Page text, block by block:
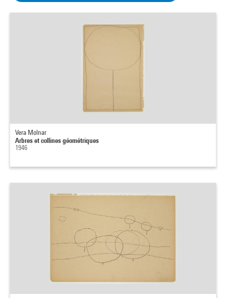
Vera Molnar
Arbres et collines géométriques
1946